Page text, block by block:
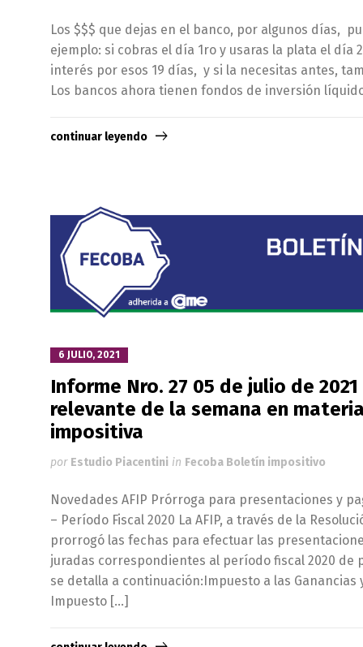
Los $$$ que dejas en el banco, por algunos días,
ejemplo: si cobras el día 1ro y usaras la plata el día
interés por esos 19 días, y si la necesitas antes,
Los bancos ahora tienen fondos de inversión
continuar leyendo
6 JULIO, 2021
Informe Nro. 27 05 de julio de 2021
relevante de la semana en
impositiva
por Estudio Piacentini in Fecoba Boletín impositivo
Novedades AFIP Prórroga para presentaciones y
– Período Fiscal 2020 La AFIP, a través de la
prorrogó las fechas para efectuar las
juradas correspondientes al período fiscal 2020 de
se detalla a continuación:Impuesto a las Ganancias
Impuesto […]